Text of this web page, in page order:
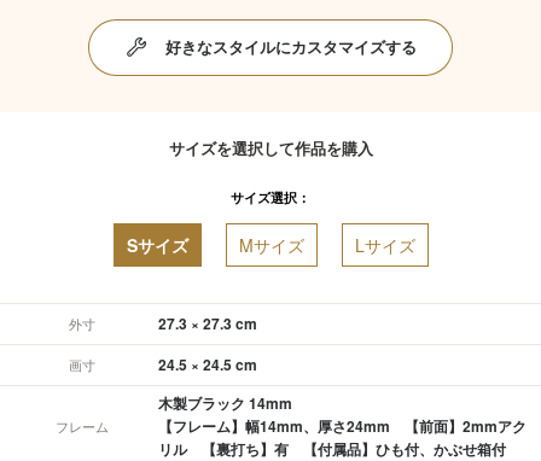
好きなスタイルにカスタマイズする
サイズを選択して作品を購入
サイズ選択：
Sサイズ Mサイズ Lサイズ
外寸 27.3 × 27.3 cm
画寸 24.5 × 24.5 cm
フレーム
木製ブラック 14mm
【フレーム】幅14mm、厚さ24mm 【前面】2mmアク
リル 【裏打ち】有 【付属品】ひも付、かぶせ箱付